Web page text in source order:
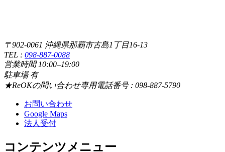
〒902-0061 沖縄県那覇市古島1丁目16-13
TEL : 098-887-0088
営業時間 10:00–19:00
駐車場 有
★ReOKの問い合わせ専用電話番号 : 098-887-5790
お問い合わせ
Google Maps
法人受付
コンテンツメニュー